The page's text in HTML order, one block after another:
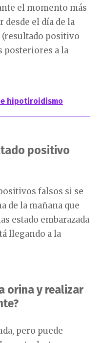
el momento más
el día de la
(resultado positivo
posteriores a la
hipotiroidismo
positivo
falsos si se
de la mañana que
estado embarazada
llegando a la
orina y realizar
pero puede